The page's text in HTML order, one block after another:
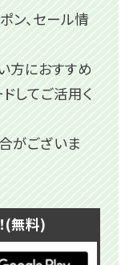
ン、セール情
方におすすめ
してご活用く
がございま
(無料)